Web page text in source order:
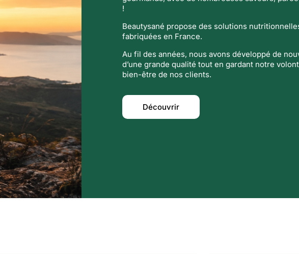
!
Beautysané propose des solutions
fabriquées en France.
Au fil des années, nous avons développé de
d’une grande qualité tout en gardant notre
bien-être de nos clients.
Découvrir